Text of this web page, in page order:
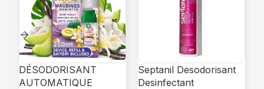
DÉSODORISANT
AUTOMATIQUE
Septanil Desodorisant
Desinfectant